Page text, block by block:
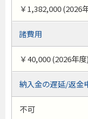
￥1,382,000 (2026
諸費用
￥40,000 (2026年度)
納入金の遅延/返金
不可